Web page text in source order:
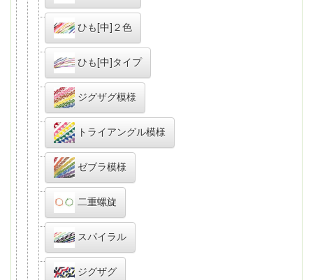
ひも[中]２色
ひも[中]タイプ
ジグザグ模様
トライアングル模様
ゼブラ模様
二重螺旋
スパイラル
ジグザグ